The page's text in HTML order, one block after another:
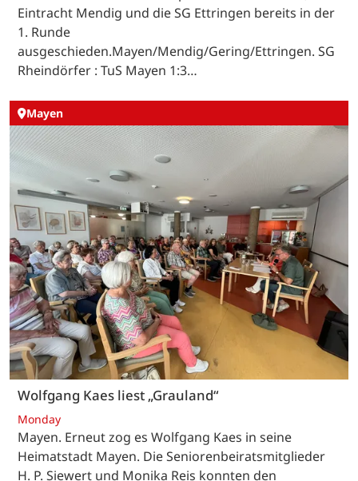
Eintracht Mendig und die SG Ettringen bereits in der
1. Runde
ausgeschieden.Mayen/Mendig/Gering/Ettringen. SG
Rheindörfer : TuS Mayen 1:3…
Mayen
Wolfgang Kaes liest „Grauland“
Monday
Mayen. Erneut zog es Wolfgang Kaes in seine
Heimatstadt Mayen. Die Seniorenbeiratsmitglieder
H. P. Siewert und Monika Reis konnten den